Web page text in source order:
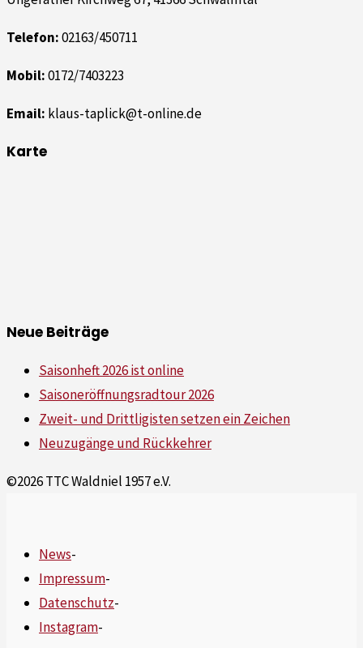
Telefon:02163/450711
Mobil:0172/7403223
Email: klaus-taplick@t-online.de
Karte
Neue Beiträge
Saisonheft 2026 ist online
Saisoneröffnungsradtour 2026
Zweit- und Drittligisten setzen ein Zeichen
Neuzugänge und Rückkehrer
©2026 TTC Waldniel 1957 e.V.
News-
Impressum-
Datenschutz-
Instagram-